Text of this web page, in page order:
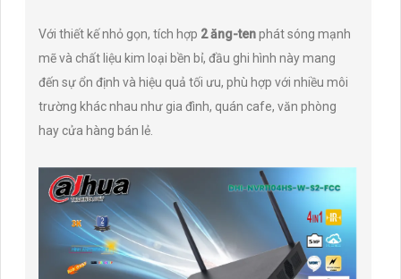
Với thiết kế nhỏ gọn, tích hợp 2 ăng-tenphát sóng mạnh
mẽ và chất liệu kim loại bền bỉ, đầu ghi hình này mang
đến sự ổn định và hiệu quả tối ưu, phù hợp với nhiều môi
trường khác nhau như gia đình, quán cafe, văn phòng
hay cửa hàng bán lẻ.